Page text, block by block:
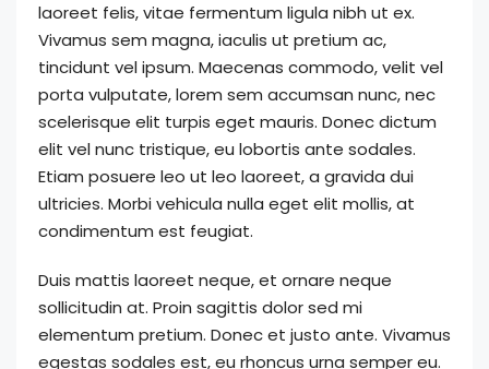
laoreet felis, vitae fermentum ligula nibh ut ex.
Vivamus sem magna, iaculis ut pretium ac,
tincidunt vel ipsum. Maecenas commodo, velit vel
porta vulputate, lorem sem accumsan nunc, nec
scelerisque elit turpis eget mauris. Donec dictum
elit vel nunc tristique, eu lobortis ante sodales.
Etiam posuere leo ut leo laoreet, a gravida dui
ultricies. Morbi vehicula nulla eget elit mollis, at
condimentum est feugiat.
Duis mattis laoreet neque, et ornare neque
sollicitudin at. Proin sagittis dolor sed mi
elementum pretium. Donec et justo ante. Vivamus
egestas sodales est, eu rhoncus urna semper eu.